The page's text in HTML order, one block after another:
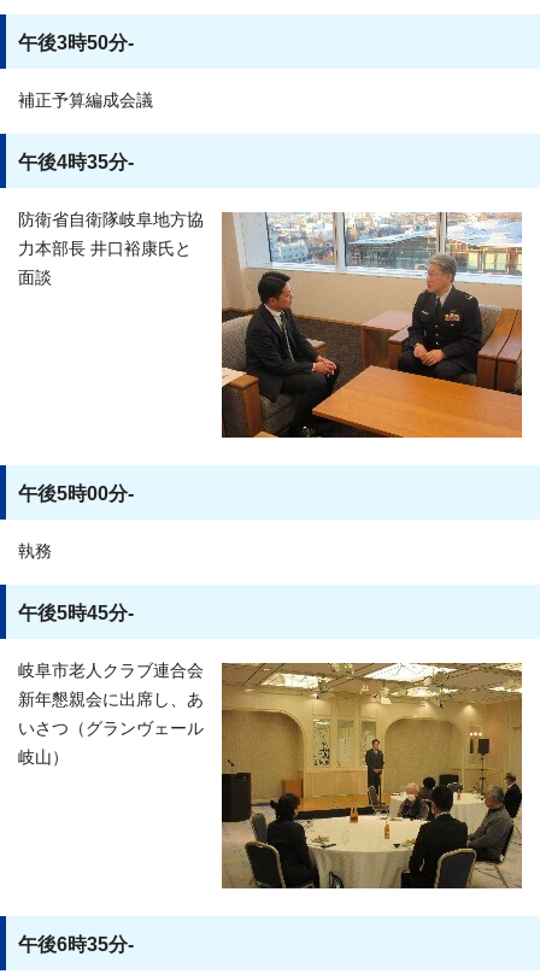
午後3時50分-
補正予算編成会議
午後4時35分-
防衛省自衛隊岐阜地方協
力本部長 井口裕康氏と
面談
午後5時00分-
執務
午後5時45分-
岐阜市老人クラブ連合会
新年懇親会に出席し、あ
いさつ（グランヴェール
岐山）
午後6時35分-